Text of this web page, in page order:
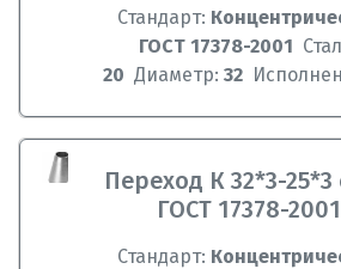
Стандарт:
ГОСТ 17378-2001
20 Диаметр: 32
Переход К 32*3-25*3
ГОСТ 17378-2001
Стандарт: